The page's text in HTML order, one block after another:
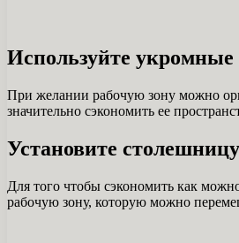
Используйте укромные
При желании рабочую зону можно
значительно сэкономить ее
Установите
Для того чтобы сэкономить как
рабочую зону, которую можно